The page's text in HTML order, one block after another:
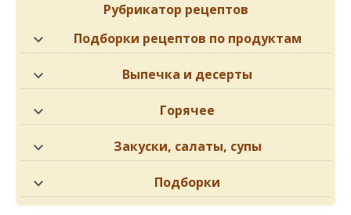
Рубрикатор рецептов
Подборки рецептов по продуктам
Выпечка и десерты
Горячее
Закуски, салаты, супы
Подборки